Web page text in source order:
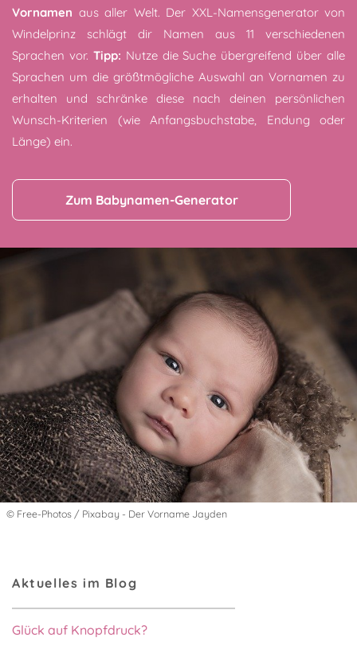
Vornamen aus aller Welt. Der XXL-Namensgenerator von
Windelprinz schlägt dir Namen aus 11 verschiedenen
Sprachen vor. Tipp: Nutze die Suche übergreifend über alle
Sprachen um die größtmögliche Auswahl an Vornamen zu
erhalten und schränke diese nach deinen persönlichen
Wunsch-Kriterien (wie Anfangsbuchstabe, Endung oder
Länge) ein.
Zum Babynamen-Generator
© Free-Photos / Pixabay - Der Vorname Jayden
Aktuelles im Blog
Glück auf Knopfdruck?